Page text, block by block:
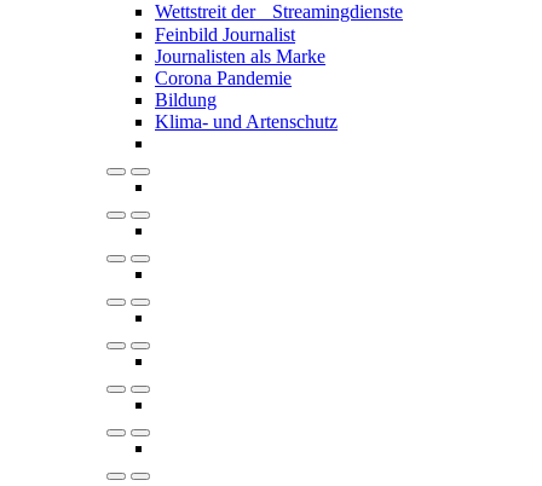
Wettstreit der Streamingdienste
Feinbild Journalist
Journalisten als Marke
Corona Pandemie
Bildung
Klima- und Artenschutz